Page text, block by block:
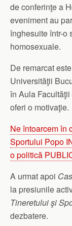
de conferinţe a
eveniment au
înghesuite într-o
homosexuale.
De remarcat
Universităţii
în Aula
oferi o motivaţie.
Ne întoarcem în
Sportului Popo
o politică
A urmat apoi
la presiunile
Tineretului şi
dezbatere.